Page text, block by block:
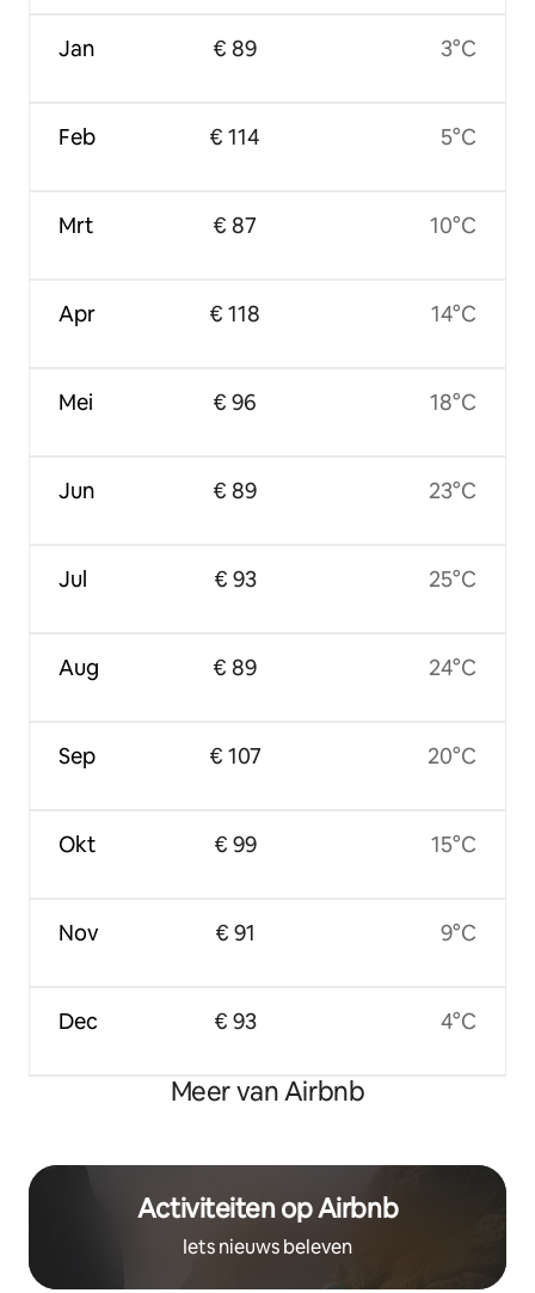
Jan
Feb
Mrt
Apr
Mei
Jun
Jul
Aug
Sep
Okt
Nov
Dec
€ 89
€ 114
€ 87
€ 118
€ 96
€ 89
€ 93
€ 89
€ 107
€ 99
€ 91
€ 93
3°C
5°C
10°C
14°C
18°C
23°C
25°C
24°C
20°C
15°C
9°C
4°C
Meer van Airbnb
Activiteiten op Airbnb
Iets nieuws beleven